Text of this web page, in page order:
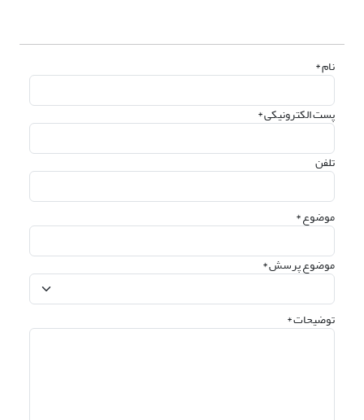
نام *
پست الکترونیکی *
تلفن
موضوع *
موضوع پرسش *
توضیحات *